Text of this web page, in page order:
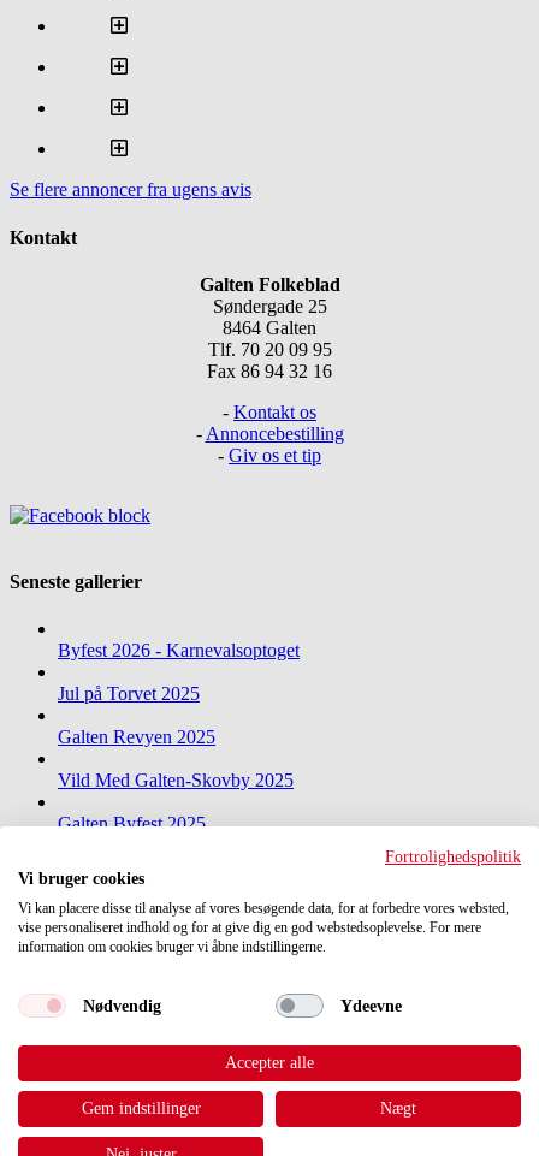
Se flere annoncer fra ugens avis
Kontakt
Galten Folkeblad
Søndergade 25
8464 Galten
Tlf. 70 20 09 95
Fax 86 94 32 16
- Kontakt os
- Annoncebestilling
- Giv os et tip
Seneste gallerier
Byfest 2026 - Karnevalsoptoget
Jul på Torvet 2025
Galten Revyen 2025
Vild Med Galten-Skovby 2025
Galten Byfest 2025
Nytårskoncert 2025 i Galten-hallen
Jul på Torvet 2024
Galten Revyen 2024
Se alle gallerier
navigation
Udgivelsesområde
Cookie- og databeskyttelsespolitik
Søndergade 25 • 8464 Galten • Tlf. 70 20 09 95 • E-mail:
Fortrolighedspolitik
Vi bruger cookies
Vi kan placere disse til analyse af vores besøgende data, for at forbedre vores websted,
vise personaliseret indhold og for at give dig en god webstedsoplevelse. For mere
information om cookies bruger vi åbne indstillingerne.
Nødvendig Ydeevne
Accepter alle
Gem indstillinger Nægt